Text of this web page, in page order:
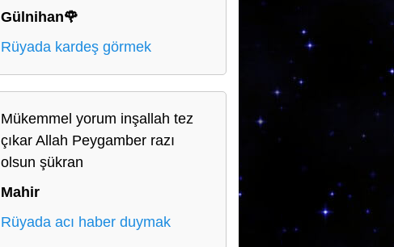
Gülnihan🌹
Rüyada kardeş görmek
Mükemmel yorum inşallah tez
çıkar Allah Peygamber razı
olsun şükran
Mahir
Rüyada acı haber duymak